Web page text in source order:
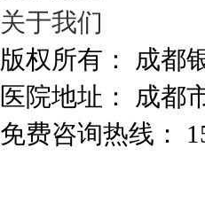
关于我们
版权所有： 成都
医院地址： 成都
免费咨询热线：